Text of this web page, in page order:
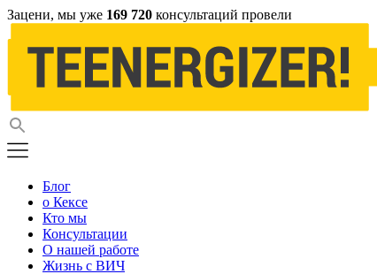
Зацени, мы уже 169 720 консультаций провели
Блог
о Кексе
Кто мы
Консультации
О нашей работе
Жизнь с ВИЧ